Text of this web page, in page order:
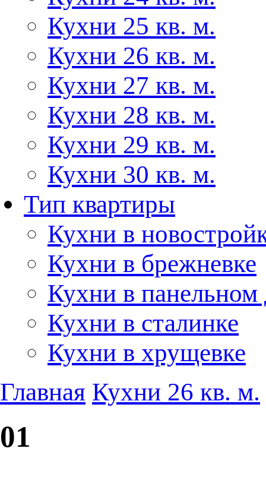
Кухни 25 кв. м.
Кухни 26 кв. м.
Кухни 27 кв. м.
Кухни 28 кв. м.
Кухни 29 кв. м.
Кухни 30 кв. м.
Тип квартиры
Кухни в
Кухни в брежневке
Кухни в панельном
Кухни в сталинке
Кухни в хрущевке
Главная Кухни 26 кв. м.
01